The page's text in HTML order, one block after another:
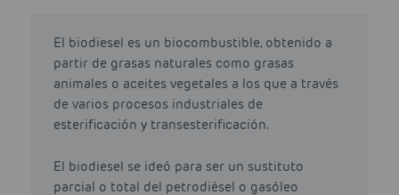
El biodiesel es un biocombustible, obtenido a
partir de grasas naturales como grasas
animales o aceites vegetales a los que a través
de varios procesos industriales de
esterificación y transesterificación.
El biodiesel se ideó para ser un sustituto
parcial o total del petrodiésel o gasóleo